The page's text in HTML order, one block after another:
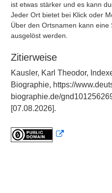
ist etwas stärker und es kann
Jeder Ort bietet bei Klick oder
Über den Ortsnamen kann eine
ausgelöst werden.
Zitierweise
Kausler, Karl Theodor,
Biographie, https://
biographie.de/
[07.08.2026].